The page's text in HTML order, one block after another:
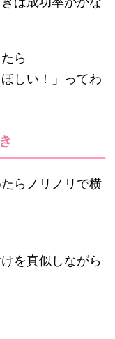
ら
しい！」ってわ
らノリノリで横
を真似しながら